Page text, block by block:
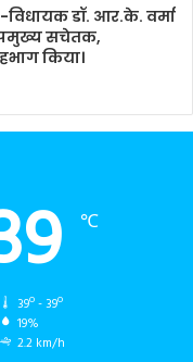
डॉ. आर.के. वर्मा
सचेतक,
किया।
℃
39º - 39º
19%
2.2 km/h